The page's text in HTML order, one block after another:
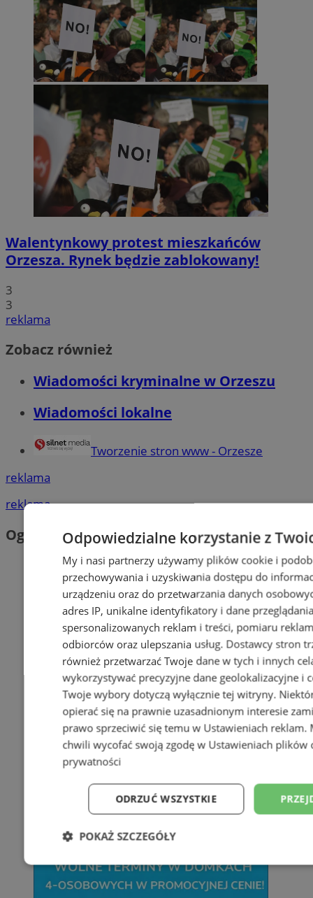
Walentynkowy protest mieszkańców
Orzesza. Rynek będzie zablokowany!
3
3
reklama
Zobacz również
Wiadomości kryminalne w Orzeszu
Wiadomości lokalne
Tworzenie stron www - Orzesze
reklama
reklama
OgłoszeniaOdpowiedzialne korzystanie z
My i nasi partnerzy używamy plików cookie i
przechowywania i uzyskiwania dostępu do
urządzeniu oraz do przetwarzania danych
adres IP, unikalne identyfikatory i dane
spersonalizowanych reklam i treści, pomiaru
odbiorców oraz ulepszania usług. Dostawcy stron
również przetwarzać Twoje dane w tych i innych
wykorzystywać precyzyjne dane geolokalizacyjne i
Twoje wybory dotyczą wyłącznie tej witryny.
opierać się na prawnie uzasadnionym interesie
prawo sprzeciwić się temu w Ustawieniach reklam.
chwili wycofać swoją zgodę w Ustawieniach plików
prywatności
ODRZUĆ WSZYSTKIE
POKAŻ SZCZEGÓŁY
Niezbędne Wydajność